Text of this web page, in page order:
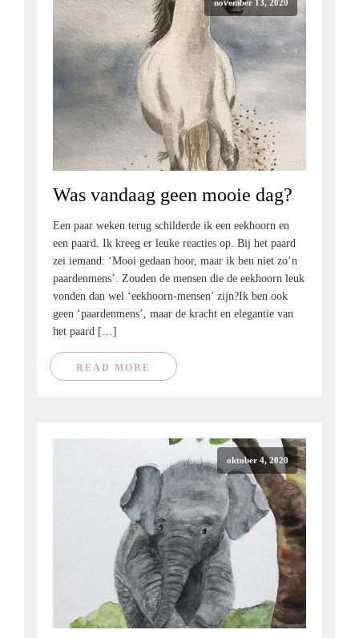
november 13, 2020
Was vandaag geen mooie dag?
Een paar weken terug schilderde ik een eekhoorn en
een paard. Ik kreeg er leuke reacties op. Bij het paard
zei iemand: ‘Mooi gedaan hoor, maar ik ben niet zo’n
paardenmens’. Zouden de mensen die de eekhoorn leuk
vonden dan wel ‘eekhoorn-mensen’ zijn?Ik ben ook
geen ‘paardenmens’, maar de kracht en elegantie van
het paard […]
READ MORE
oktober 4, 2020